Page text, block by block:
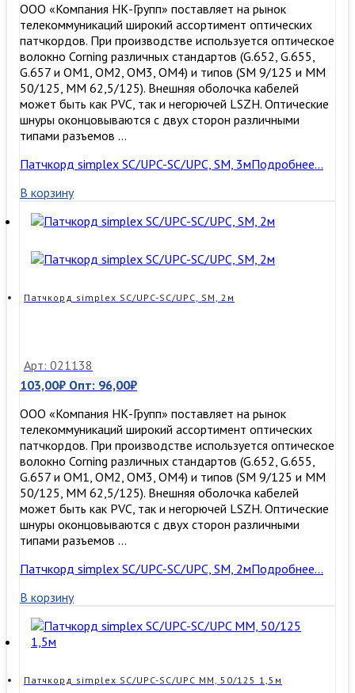
ООО «Компания НК-Групп» поставляет на рынок
телекоммуникаций широкий ассортимент оптических
патчкордов. При производстве используется оптическое
волокно Corning различных стандартов (G.652, G.655,
G.657 и OM1, OM2, OM3, ОМ4) и типов (SM 9/125 и MM
50/125, MM 62,5/125). Внешняя оболочка кабелей
может быть как PVC, так и негорючей LSZH. Оптические
шнуры оконцовываются с двух сторон различными
типами разъемов …
Патчкорд simplex SC/UPC-SC/UPC, SM, 3мПодробнее…
В корзину
Патчкорд simplex SC/UPC-SC/UPC, SM, 2м
Арт: 021138
103,00₽ Опт: 96,00₽
ООО «Компания НК-Групп» поставляет на рынок
телекоммуникаций широкий ассортимент оптических
патчкордов. При производстве используется оптическое
волокно Corning различных стандартов (G.652, G.655,
G.657 и OM1, OM2, OM3, ОМ4) и типов (SM 9/125 и MM
50/125, MM 62,5/125). Внешняя оболочка кабелей
может быть как PVC, так и негорючей LSZH. Оптические
шнуры оконцовываются с двух сторон различными
типами разъемов …
Патчкорд simplex SC/UPC-SC/UPC, SM, 2мПодробнее…
В корзину
Патчкорд simplex SC/UPC-SC/UPC MM, 50/125 1,5м